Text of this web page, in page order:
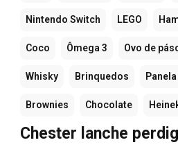
Nintendo Switch LEGO
Coco Ômega 3 Ovo de
Whisky Brinquedos
Brownies Chocolate
Chester lanche